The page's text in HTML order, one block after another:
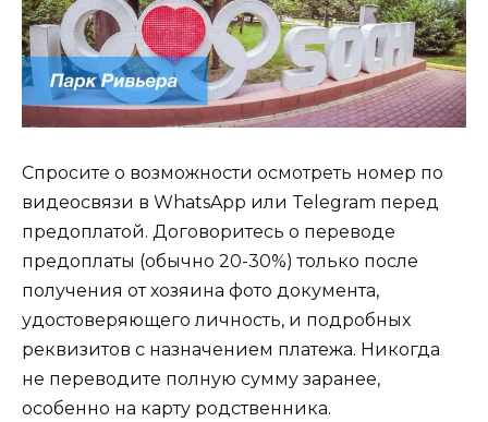
Спросите о возможности осмотреть номер по
видеосвязи в WhatsApp или Telegram перед
предоплатой. Договоритесь о переводе
предоплаты (обычно 20-30%) только после
получения от хозяина фото документа,
удостоверяющего личность, и подробных
реквизитов с назначением платежа. Никогда
не переводите полную сумму заранее,
особенно на карту родственника.